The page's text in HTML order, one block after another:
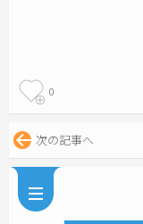
0
次の記事へ